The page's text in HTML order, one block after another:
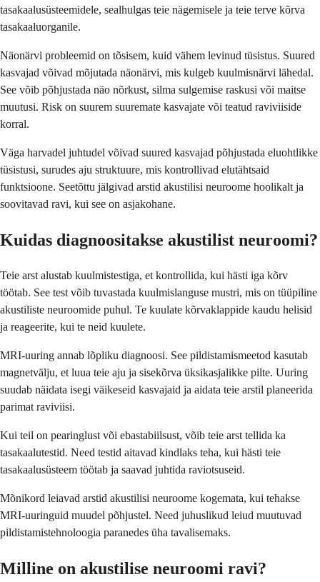
tasakaalusüsteemidele, sealhulgas teie nägemisele ja teie terve kõrva
tasakaaluorganile.
Näonärvi probleemid on tõsisem, kuid vähem levinud tüsistus. Suured
kasvajad võivad mõjutada näonärvi, mis kulgeb kuulmisnärvi lähedal.
See võib põhjustada näo nõrkust, silma sulgemise raskusi või maitse
muutusi. Risk on suurem suuremate kasvajate või teatud raviviiside
korral.
Väga harvadel juhtudel võivad suured kasvajad põhjustada eluohtlikke
tüsistusi, surudes aju struktuure, mis kontrollivad elutähtsaid
funktsioone. Seetõttu jälgivad arstid akustilisi neuroome hoolikalt ja
soovitavad ravi, kui see on asjakohane.
Kuidas diagnoositakse akustilist neuroomi?
Teie arst alustab kuulmistestiga, et kontrollida, kui hästi iga kõrv
töötab. See test võib tuvastada kuulmislanguse mustri, mis on tüüpiline
akustiliste neuroomide puhul. Te kuulate kõrvaklappide kaudu helisid
ja reageerite, kui te neid kuulete.
MRI-uuring annab lõpliku diagnoosi. See pildistamismeetod kasutab
magnetvälju, et luua teie aju ja sisekõrva üksikasjalikke pilte. Uuring
suudab näidata isegi väikeseid kasvajaid ja aidata teie arstil planeerida
parimat raviviisi.
Kui teil on pearinglust või ebastabiilsust, võib teie arst tellida ka
tasakaalutestid. Need testid aitavad kindlaks teha, kui hästi teie
tasakaalusüsteem töötab ja saavad juhtida raviotsuseid.
Mõnikord leiavad arstid akustilisi neuroome kogemata, kui tehakse
MRI-uuringuid muudel põhjustel. Need juhuslikud leiud muutuvad
pildistamistehnoloogia paranedes üha tavalisemaks.
Milline on akustilise neuroomi ravi?